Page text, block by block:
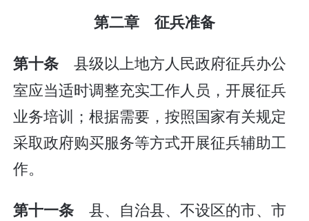
第二章 征兵准备
第十条 县级以上地方人民政府征兵办公
室应当适时调整充实工作人员，开展征兵
业务培训；根据需要，按照国家有关规定
采取政府购买服务等方式开展征兵辅助工
作。
第十一条 县、自治县、不设区的市、市